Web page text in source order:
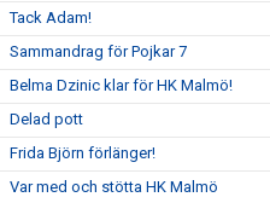
Tack Adam!
Sammandrag för Pojkar 7
Belma Dzinic klar för HK Malmö!
Delad pott
Frida Björn förlänger!
Var med och stötta HK Malmö